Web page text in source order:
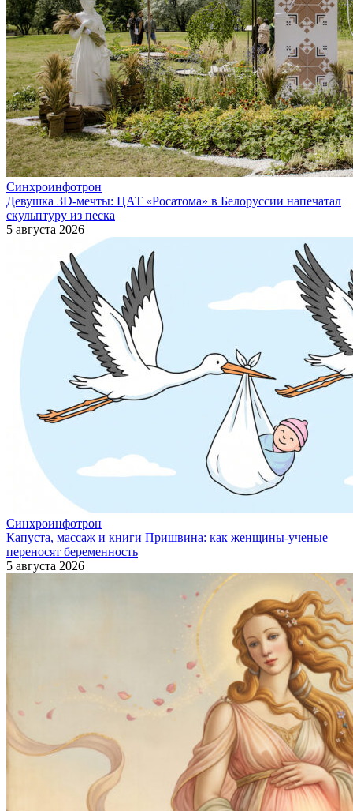
Синхроинфотрон
Девушка 3D-мечты: ЦАТ «Росатома» в Белоруссии напечатал
скульптуру из песка
5 августа 2026
Синхроинфотрон
Капуста, массаж и книги Пришвина: как женщины-ученые
переносят беременность
5 августа 2026